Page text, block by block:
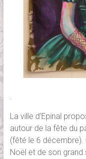
.
La ville d’Epinal
autour de la fête du
(fêté le 6 décembre).
Noël et de son grand